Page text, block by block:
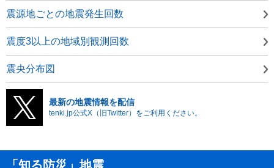
震源地ごとの地震発生回数
震度3以上の地域別観測回数
震央分布図
最新の地震情報を配信
tenki.jp公式X（旧Twitter）をご利用ください。
「知る防災」地震